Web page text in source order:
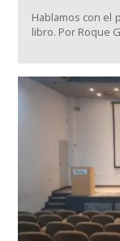
Hablamos con el
libro. Por Roque